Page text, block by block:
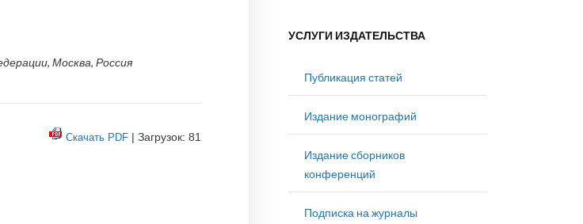
Москва, Россия
Скачать PDF | Загрузок: 81
УСЛУГИ ИЗДАТЕЛЬСТВА
Публикация статей
Издание монографий
Издание сборников
конференций
Подписка на журналы